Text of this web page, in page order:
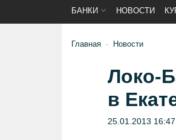
БАНКИ НОВОСТИ
Главная Новости
Локо-
в
25.01.2013